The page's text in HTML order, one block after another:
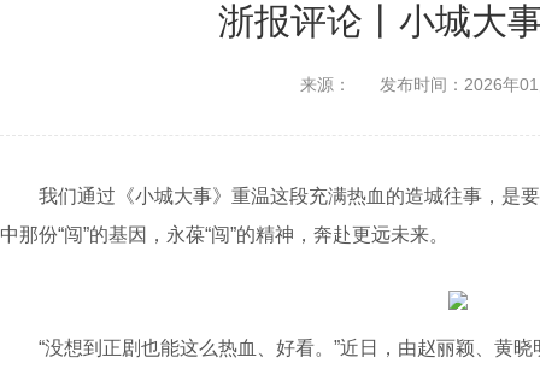
浙报评论丨小城大
来源： 发布时间： 2026年
我们通过《小城大事》重温这段充满热血的造城往事，是
中那份“闯”的基因，永葆“闯”的精神，奔赴更远未来。
“没想到正剧也能这么热血、好看。”近日，由赵丽颖、黄晓